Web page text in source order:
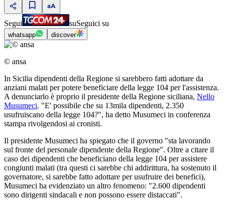
Segui suSeguici su
whatsapp discover
© ansa
In Sicilia dipendenti della Regione si sarebbero fatti adottare da
anziani malati per potere beneficiare della legge 104 per l'assistenza.
A denunciarlo è proprio il presidente della Regione siciliana, Nello
Musumeci. "E' possibile che su 13mila dipendenti, 2.350
usufruiscano della legge 104?", ha detto Musumeci in conferenza
stampa rivolgendosi ai cronisti.
Il presidente Musumeci ha spiegato che il governo "sta lavorando
sul fronte del personale dipendente della Regione". Oltre a citare il
caso dei dipendenti che beneficiano della legge 104 per assistere
congiunti malati (tra questi ci sarebbe chi addirittura, ha sostenuto il
governatore, si sarebbe fatto adottare per usufruire dei benefici),
Musumeci ha evidenziato un altro fenomeno: "2.600 dipendenti
sono dirigenti sindacali e non possono essere distaccati".